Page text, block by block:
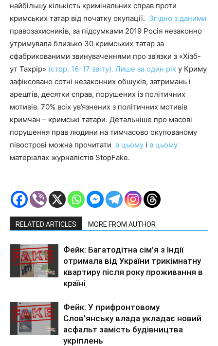
найбільшу кількість кримінальних справ проти
кримських татар від початку окупації. Згідно з даними
правозахисників, за підсумками 2019 Росія незаконно
утримувала близько 30 кримських татар за
сфабрикованими звинуваченнями про зв’язки з «Хізб-
ут Тахрір» (стор. 16-17 звіту). Лише за один рік у Криму
зафіксовано сотні незаконних обшуків, затримань і
арештів, десятки справ, порушених із політичних
мотивів. 70% всіх ув’язнених з політичних мотивів
кримчан – кримські татари. Детальніше про масові
порушення прав людини на тимчасово окупованому
півострові можна прочитати в цьому і в цьому
матеріалах журналістів StopFake.
RELATED ARTICLES MORE FROM AUTHOR
Фейк: Багатодітна сім’я з Індії
отримала від України трикімнатну
квартиру після року проживання в
країні
Фейк: У прифронтовому
Слов’янську влада укладає новий
асфальт замість будівництва
укріплень